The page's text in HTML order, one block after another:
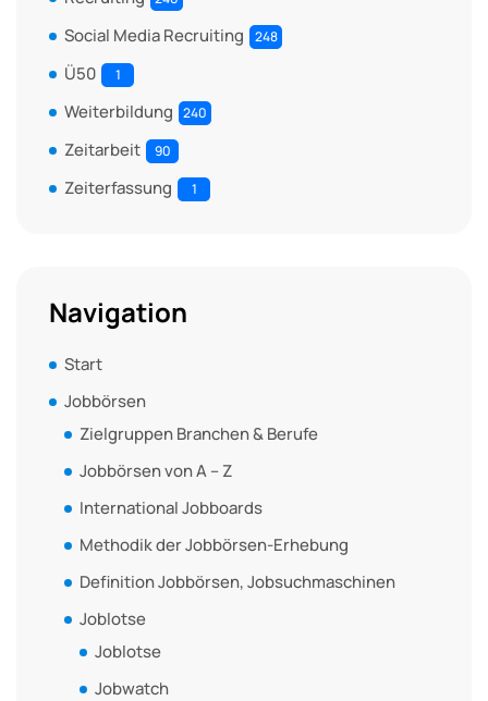
Social Media Recruiting 248
Ü50 1
Weiterbildung 240
Zeitarbeit 90
Zeiterfassung 1
Navigation
Start
Jobbörsen
Zielgruppen Branchen & Berufe
Jobbörsen von A – Z
International Jobboards
Methodik der Jobbörsen-Erhebung
Definition Jobbörsen, Jobsuchmaschinen
Joblotse
Joblotse
Jobwatch